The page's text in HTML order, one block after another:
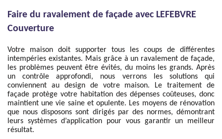
Faire du ravalement de façade avec LEFEBVRE
Couverture
Votre maison doit supporter tous les coups de différentes
intempéries existantes. Mais grâce à un ravalement de façade,
les problèmes peuvent être évités, du moins les grands. Après
un contrôle approfondi, nous verrons les solutions qui
conviennent au design de votre maison. Le traitement de
façade protège votre habitation des dépenses coûteuses, donc
maintient une vie saine et opulente. Les moyens de rénovation
que nous disposons sont dirigés par des normes, démontrant
leurs systèmes d’application pour vous garantir un meilleur
résultat.